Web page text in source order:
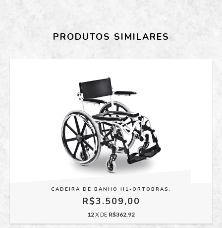
PRODUTOS SIMILARES
CADEIRA DE BANHO H1-ORTOBRAS.
R$3.509,00
12X DE R$362,92